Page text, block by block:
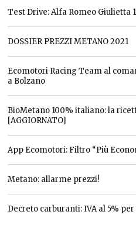
Test Drive: Alfa Romeo Giulietta
DOSSIER PREZZI METANO 2021
Ecomotori Racing Team al
a Bolzano
BioMetano 100% italiano: la
[AGGIORNATO]
App Ecomotori: Filtro “Più
Metano: allarme prezzi!
Decreto carburanti: IVA al 5%